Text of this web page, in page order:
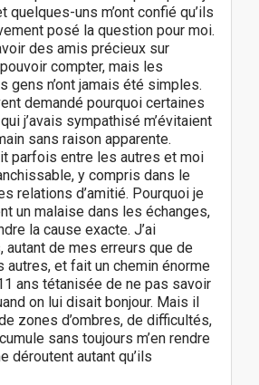
quelques-uns m’ont confié qu’ils
posé la question pour moi.
des amis précieux sur
compter, mais les
gens n’ont jamais été simples.
demandé pourquoi certaines
j’avais sympathisé m’évitaient
sans raison apparente.
parfois entre les autres et moi
y compris dans le
relations d’amitié. Pourquoi je
un malaise dans les échanges,
la cause exacte. J’ai
autant de mes erreurs que de
autres, et fait un chemin énorme
ans tétanisée de ne pas savoir
on lui disait bonjour. Mais il
zones d’ombres, de difficultés,
sans toujours m’en rendre
déroutent autant qu’ils